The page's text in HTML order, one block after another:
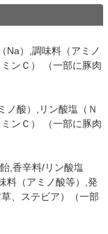
Na）,調味料（アミノ
ンＣ） （一部に豚肉
ノ酸）,リン酸塩（Ｎ
ンＣ） （一部に豚肉
,香辛料/リン酸塩
料（アミノ酸等）,発
、ステビア）（一部